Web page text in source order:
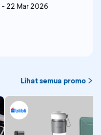
- 22 Mar 2026
Lihat semua promo